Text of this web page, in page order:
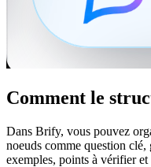
Comment le
Dans Brify, vous pouvez
noeuds comme question
exemples, points à vérifier et